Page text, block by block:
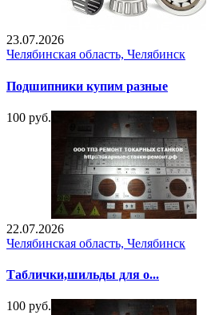
23.07.2026
Челябинская область, Челябинск
Подшипники купим разные
100 руб.
22.07.2026
Челябинская область, Челябинск
Таблички,шильды для о...
100 руб.